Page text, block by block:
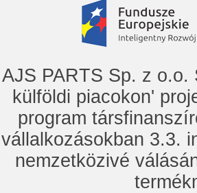
AJS PARTS Sp. z o.o.
külföldi piacokon'
program
vállalkozásokban 3.3.
nemzetközivé